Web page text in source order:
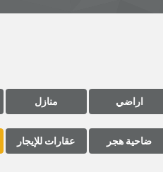
اراضي منازل
ضاحية هجر عقارات للإيجار